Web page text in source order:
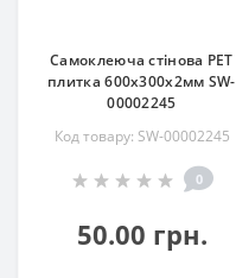
Самоклеюча стінова PET
плитка 600х300х2мм SW-
00002245
Код товару: SW-00002245
0
50.00 грн.